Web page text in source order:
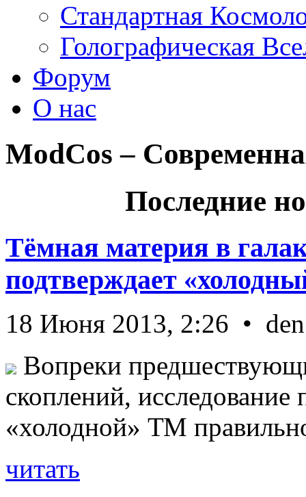
Стандартная
Голографическая
Форум
О нас
ModCos –
Последние
Тёмная материя в
подтверждает
18 Июня 2013, 2:26 • den
Вопреки
скоплений, исследование
«холодной» ТМ
читать